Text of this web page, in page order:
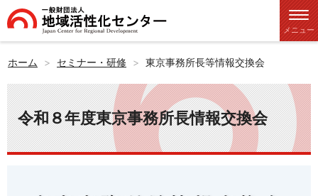
メニュー
ホーム セミナー・研修 東京事務所長等情報交換会
令和８年度東京事務所長情報交換会